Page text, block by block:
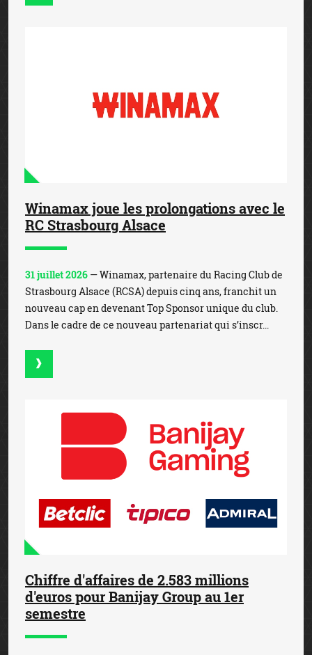
Winamax joue les prolongations avec le
RC Strasbourg Alsace
31 juillet 2026 — Winamax, partenaire du Racing Club de
Strasbourg Alsace (RCSA) depuis cinq ans, franchit un
nouveau cap en devenant Top Sponsor unique du club.
Dans le cadre de ce nouveau partenariat qui s’inscr...
Chiffre d'affaires de 2.583 millions
d'euros pour Banijay Group au 1er
semestre